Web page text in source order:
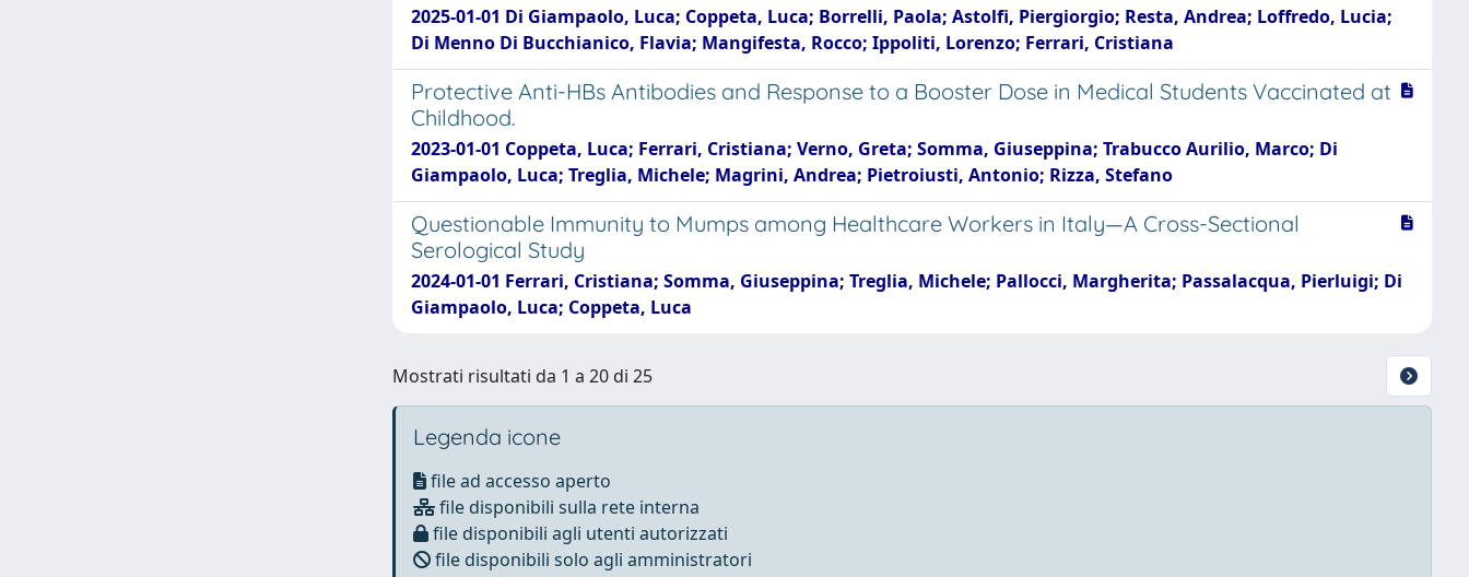
2025-01-01 Di Giampaolo, Luca; Coppeta, Luca; Borrelli, Paola; Astolfi, Piergiorgio; Resta, Andrea; Loffredo, Lucia;
Di Menno Di Bucchianico, Flavia; Mangifesta, Rocco; Ippoliti, Lorenzo; Ferrari, Cristiana
Protective Anti-HBs Antibodies and Response to a Booster Dose in Medical Students Vaccinated at
Childhood.
2023-01-01 Coppeta, Luca; Ferrari, Cristiana; Verno, Greta; Somma, Giuseppina; Trabucco Aurilio, Marco; Di
Giampaolo, Luca; Treglia, Michele; Magrini, Andrea; Pietroiusti, Antonio; Rizza, Stefano
Questionable Immunity to Mumps among Healthcare Workers in Italy—A Cross-Sectional
Serological Study
2024-01-01 Ferrari, Cristiana; Somma, Giuseppina; Treglia, Michele; Pallocci, Margherita; Passalacqua, Pierluigi; Di
Giampaolo, Luca; Coppeta, Luca
Mostrati risultati da 1 a 20 di 25
Legenda icone
file ad accesso aperto
file disponibili sulla rete interna
file disponibili agli utenti autorizzati
file disponibili solo agli amministratori